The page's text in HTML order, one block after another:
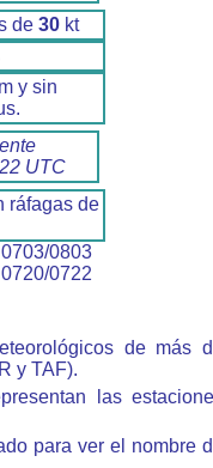
de 30kt
y sin
UTC
ráfagas de
0803
0722
de más
y TAF).
las
para ver el nombre